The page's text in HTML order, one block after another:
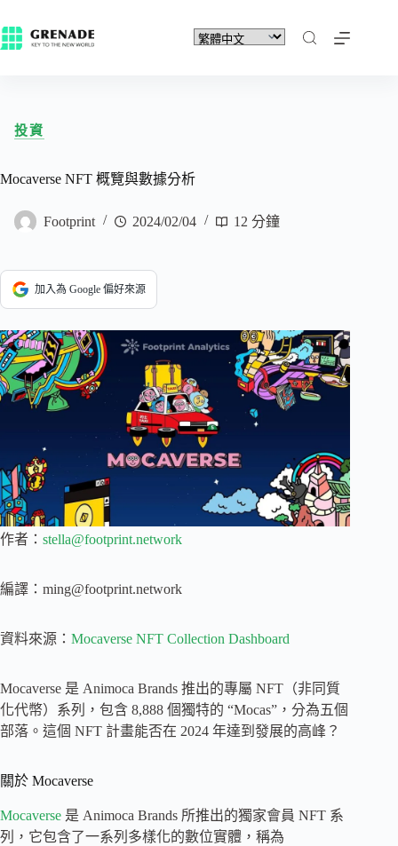
投資
Mocaverse NFT 概覽與數據分析
Footprint 2024/02/04 12 分鐘
加入為 Google 偏好來源
作者： stella@footprint.network
編譯： ming@footprint.network
資料來源： Mocaverse NFT Collection Dashboard
Mocaverse 是 Animoca Brands 推出的專屬 NFT（非同質
化代幣）系列，包含 8,888 個獨特的 “Mocas”，分為五個
部落。這個 NFT 計畫能否在 2024 年達到發展的高峰？
關於 Mocaverse
Mocaverse 是 Animoca Brands 所推出的獨家會員 NFT 系
列，它包含了一系列多樣化的數位實體，稱為